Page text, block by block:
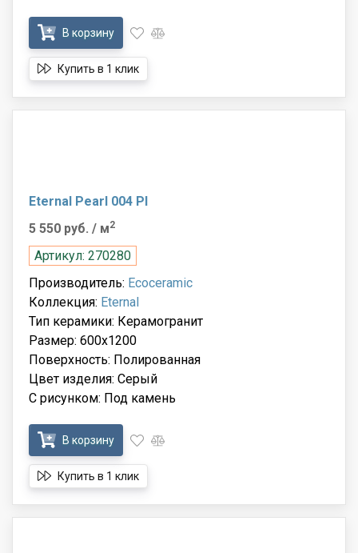
В корзину
Купить в 1 клик
Eternal Pearl 004 Pl
5 550 руб. / м2
Артикул: 270280
Производитель: Ecoceramic
Коллекция: Eternal
Тип керамики: Керамогранит
Размер: 600x1200
Поверхность: Полированная
Цвет изделия: Серый
С рисунком: Под камень
В корзину
Купить в 1 клик